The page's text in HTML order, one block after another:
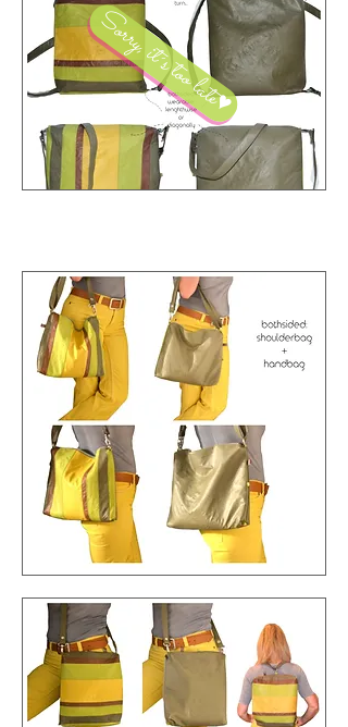
Sorry, it´s too late♥